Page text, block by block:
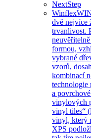
NextStep
Winflex
dvě nejvíce
trvanlivost.
formou,
vybrané
vzorů,
kombinací
technologie
a
vinylových
vinyl tiles“
vinyl, který
XPS